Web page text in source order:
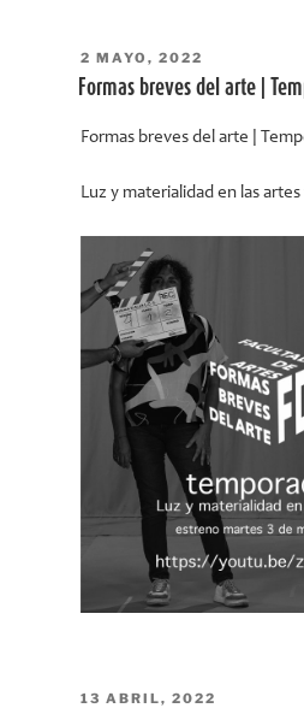
PUBLICADO
EL
2 MAYO, 2022
Formas breves del arte |
Formas breves del arte |
Luz y materialidad en las artes
PUBLICADO
13 ABRIL, 2022